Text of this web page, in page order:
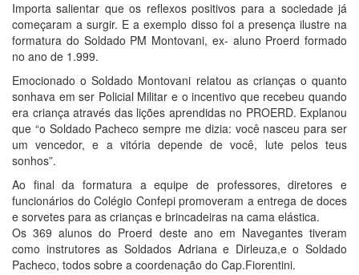
Importa salientar que os reflexos positivos para a sociedade já
começaram a surgir. E a exemplo disso foi a presença ilustre na
formatura do Soldado PM Montovani, ex- aluno Proerd formado
no ano de 1.999.
Emocionado o Soldado Montovani relatou as crianças o quanto
sonhava em ser Policial Militar e o incentivo que recebeu quando
era criança através das lições aprendidas no PROERD. Explanou
que “o Soldado Pacheco sempre me dizia: você nasceu para ser
um vencedor, e a vitória depende de você, lute pelos teus
sonhos”.
Ao final da formatura a equipe de professores, diretores e
funcionários do Colégio Confepi promoveram a entrega de doces
e sorvetes para as crianças e brincadeiras na cama elástica.
Os 369 alunos do Proerd deste ano em Navegantes tiveram
como instrutores as Soldados Adriana e Dirleuza,e o Soldado
Pacheco, todos sobre a coordenação do Cap.Fiorentini.